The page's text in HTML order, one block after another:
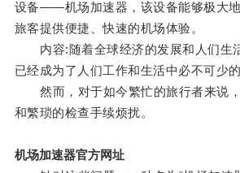
设备——机场加速器，该设备能够极大
旅客提供便捷、快速的机场体验。
内容:随着全球经济的发展和人们生
已经成为了人们工作和生活中必不可少的
然而，对于如今繁忙的旅行者来说，
和繁琐的检查手续烦扰。
机场加速器官方网址